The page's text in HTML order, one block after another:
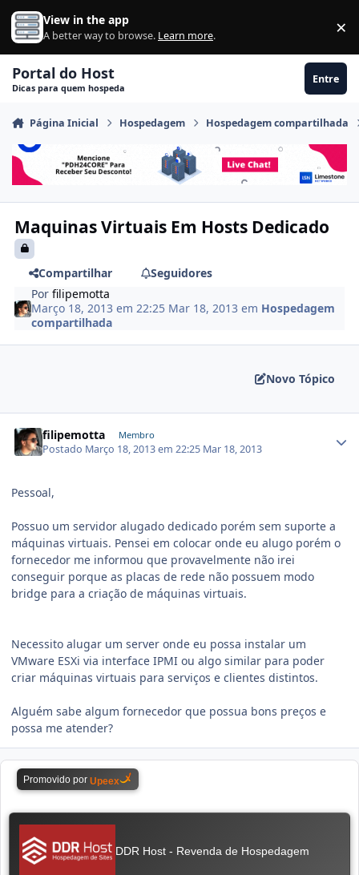
Ir para conteúdo
View in the app
A better way to browse. Learn more. ×
Portal do Host
Dicas para quem hospeda
Entre
Página Inicial Hospedagem Hospedagem compartilhada
Maquinas Virtuais Em Hosts Dedicado
Compartilhar
Seguidores
Porfilipemotta
Março 18, 2013 em 22:25 Mar 18, 2013 em Hospedagem
compartilhada
Novo Tópico
filipemotta Membro
Postado Março 18, 2013 em 22:25 Mar 18, 2013
Pessoal,
Possuo um servidor alugado dedicado porém sem suporte a
máquinas virtuais. Pensei em colocar onde eu alugo porém o
fornecedor me informou que provavelmente não irei
conseguir porque as placas de rede não possuem modo
bridge para a criação de máquinas virtuais.
Necessito alugar um server onde eu possa instalar um
VMware ESXi via interface IPMI ou algo similar para poder
criar máquinas virtuais para serviços e clientes distintos.
Alguém sabe algum fornecedor que possua bons preços e
possa me atender?